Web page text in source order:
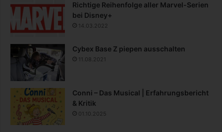
Richtige Reihenfolge aller Marvel-Serien
bei Disney+
14.03.2022
Cybex Base Z piepen ausschalten
11.08.2021
Conni – Das Musical | Erfahrungsbericht
& Kritik
01.10.2025